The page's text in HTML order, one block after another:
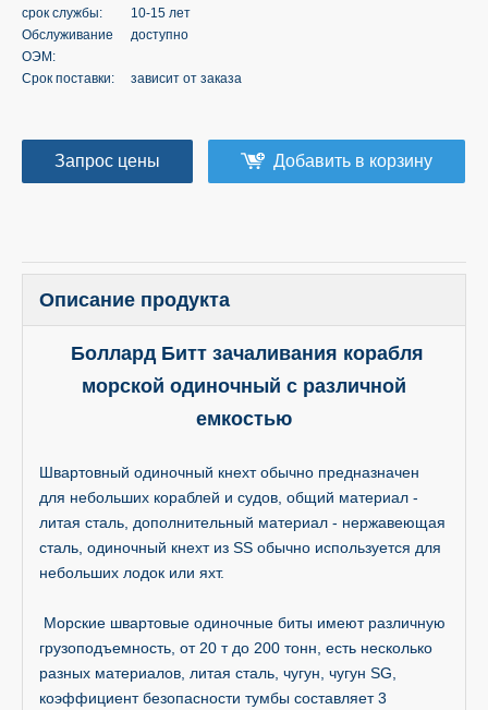
срок службы:
10-15 лет
Обслуживание
ОЭМ:
доступно
Срок поставки: зависит от заказа
Запрос цены Добавить в корзину
Описание продукта
Боллард Битт зачаливания корабля
морской одиночный с различной
емкостью
Швартовный одиночный кнехт обычно предназначен
для небольших кораблей и судов, общий материал -
литая сталь, дополнительный материал - нержавеющая
сталь, одиночный кнехт из SS обычно используется для
небольших лодок или яхт.
Морские швартовые одиночные биты имеют различную
грузоподъемность, от 20 т до 200 тонн, есть несколько
разных материалов, литая сталь, чугун, чугун SG,
коэффициент безопасности тумбы составляет 3